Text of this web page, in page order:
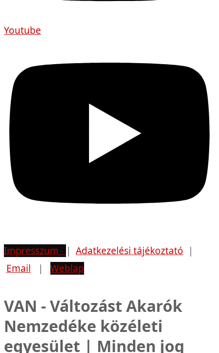
Youtube
Impresszum | Adatkezelési tájékoztató |
Email | Weblap
VAN - Változást Akarók
Nemzedéke közéleti
egyesület | Minden jog